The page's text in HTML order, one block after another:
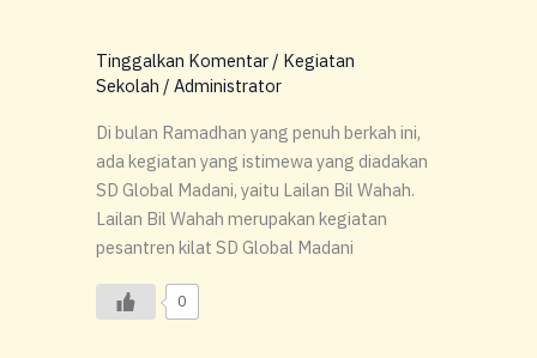
Tinggalkan Komentar / Kegiatan
Sekolah / Administrator
Di bulan Ramadhan yang penuh berkah ini,
ada kegiatan yang istimewa yang diadakan
SD Global Madani, yaitu Lailan Bil Wahah.
Lailan Bil Wahah merupakan kegiatan
pesantren kilat SD Global Madani
0
2018